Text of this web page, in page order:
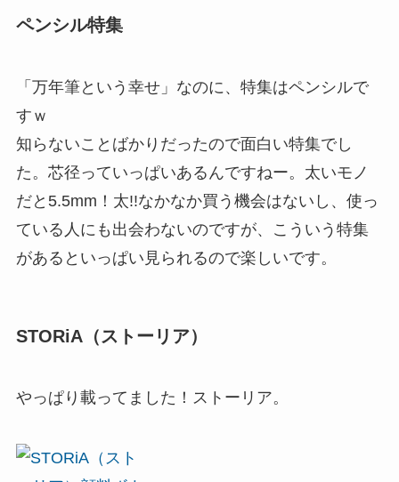
ペンシル特集
「万年筆という幸せ」なのに、特集はペンシルで
すｗ
知らないことばかりだったので面白い特集でし
た。芯径っていっぱいあるんですねー。太いモノ
だと5.5mm！太!!なかなか買う機会はないし、使っ
ている人にも出会わないのですが、こういう特集
があるといっぱい見られるので楽しいです。
STORiA（ストーリア）
やっぱり載ってました！ストーリア。